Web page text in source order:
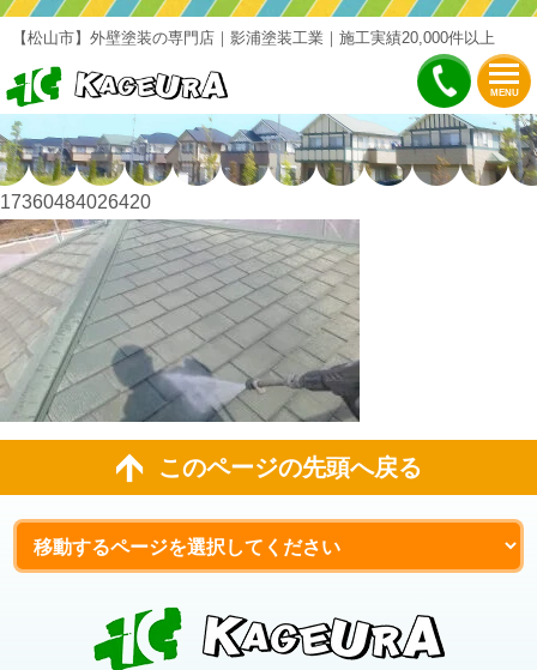
MENU
【松山市】外壁塗装の専門店｜影浦塗装工業｜施工実績20,000件以上
17360484026420
このページの先頭へ戻る